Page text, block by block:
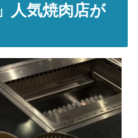
人気焼肉店が